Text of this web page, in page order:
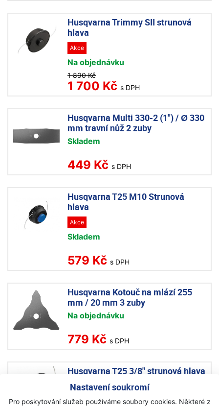
Nastavení soukromí
Pro poskytování služeb používáme soubory cookies. Některé z
Husqvarna Trimmy SII strunová
hlava
Akce
Na objednávku
1 890 Kč
1 700 Kč s DPH
Husqvarna Multi 330-2 (1") / Ø 330
mm travní nůž 2 zuby
Skladem
449 Kč s DPH
Husqvarna T25 M10 Strunová
hlava
Akce
Skladem
579 Kč s DPH
Husqvarna Kotouč na mlází 255
mm / 20 mm 3 zuby
Na objednávku
779 Kč s DPH
Husqvarna T25 3/8" strunová hlava
Akce
Skladem